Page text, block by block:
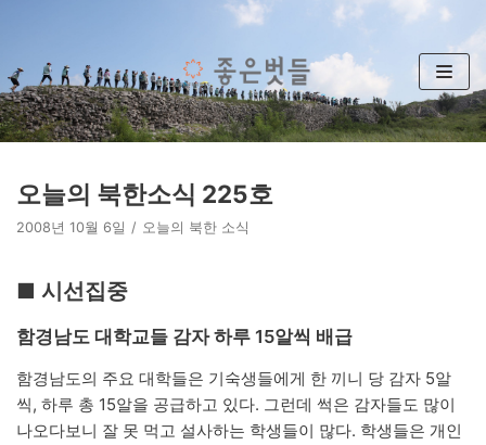
츠
로
건
뛰
기
오늘의 북한소식 225호
2008년 10월 6일 오늘의 북한 소식
■ 시선집중
함경남도 대학교들 감자 하루 15알씩 배급
함경남도의 주요 대학들은 기숙생들에게 한 끼니 당 감자 5알
씩, 하루 총 15알을 공급하고 있다. 그런데 썩은 감자들도 많이
나오다보니 잘 못 먹고 설사하는 학생들이 많다. 학생들은 개인